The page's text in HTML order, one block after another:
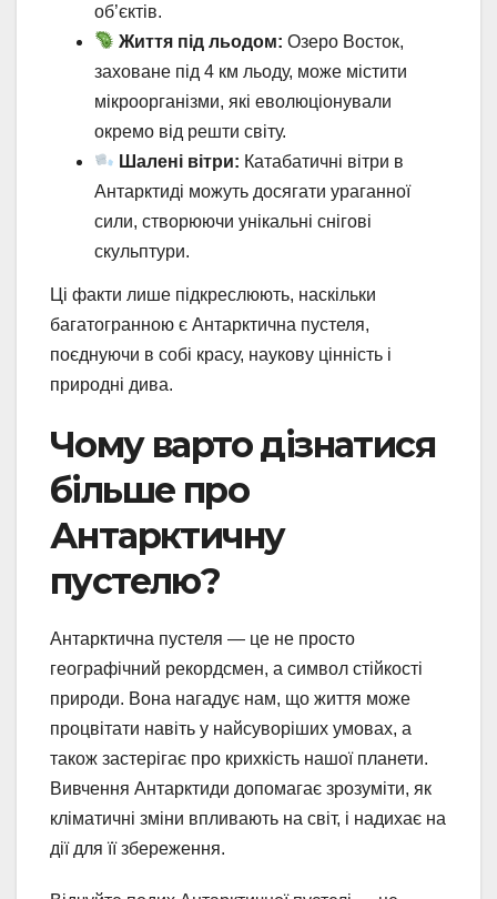
об’єктів.
Життя під льодом: Озеро Восток,
заховане під 4 км льоду, може містити
мікроорганізми, які еволюціонували
окремо від решти світу.
Шалені вітри: Катабатичні вітри в
Антарктиді можуть досягати ураганної
сили, створюючи унікальні снігові
скульптури.
Ці факти лише підкреслюють, наскільки
багатогранною є Антарктична пустеля,
поєднуючи в собі красу, наукову цінність і
природні дива.
Чому варто дізнатися
більше про
Антарктичну
пустелю?
Антарктична пустеля — це не просто
географічний рекордсмен, а символ стійкості
природи. Вона нагадує нам, що життя може
процвітати навіть у найсуворіших умовах, а
також застерігає про крихкість нашої планети.
Вивчення Антарктиди допомагає зрозуміти, як
кліматичні зміни впливають на світ, і надихає на
дії для її збереження.